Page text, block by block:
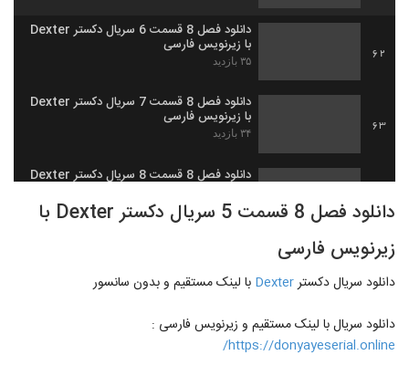
62
دانلود فصل 8 قسمت 6 سریال دکستر Dexter
با زیرنویس فارسی
۳۵ بازدید
63
دانلود فصل 8 قسمت 7 سریال دکستر Dexter
با زیرنویس فارسی
۳۴ بازدید
دانلود فصل 8 قسمت 8 سریال دکستر Dexter
۴۶ بازدید
۴۰ بازدید
66 Dexter با زیرنویس فارسی
۳۱ بازدید
دانلود فصل 8 قسمت 5 سریال دکستر Dexter با
زیرنویس فارسی
دانلود سریال دکسترDexter با لینک مستقیم و بدون سانسور
دانلود سریال با لینک مستقیم و زیرنویس فارسی :
https://donyayeserial.online/